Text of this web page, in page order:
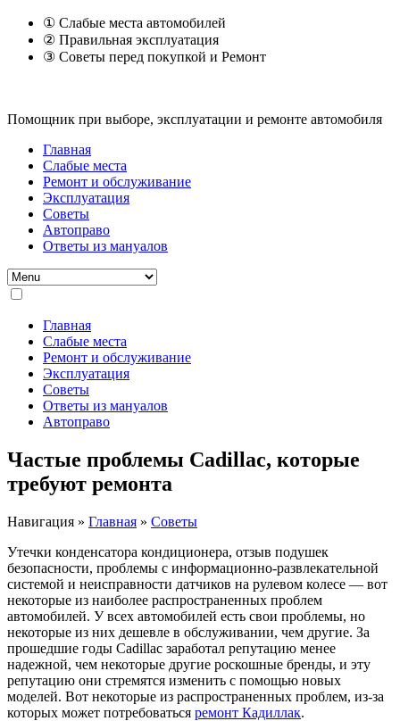
① Слабые места автомобилей
② Правильная эксплуатация
③ Советы перед покупкой и Ремонт
Помощник при выборе, эксплуатации и ремонте автомобиля
Главная
Слабые места
Ремонт и обслуживание
Эксплуатация
Советы
Автоправо
Ответы из мануалов
Главная
Слабые места
Ремонт и обслуживание
Эксплуатация
Советы
Ответы из мануалов
Автоправо
Частые проблемы Cadillac, которые
требуют ремонта
Навигация » Главная » Советы
Утечки конденсатора кондиционера, отзыв подушек
безопасности, проблемы с информационно-развлекательной
системой и неисправности датчиков на рулевом колесе — вот
некоторые из наиболее распространенных проблем
автомобилей. У всех автомобилей есть свои проблемы, но
некоторые из них дешевле в обслуживании, чем другие. За
прошедшие годы Cadillac заработал репутацию менее
надежной, чем некоторые другие роскошные бренды, и эту
репутацию они стремятся изменить с помощью новых
моделей. Вот некоторые из распространенных проблем, из-за
которых может потребоваться ремонт Кадиллак.